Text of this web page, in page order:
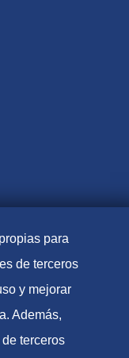
(2021
para
de terceros
y mejorar
Además,
terceros